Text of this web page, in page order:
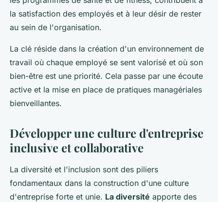
la satisfaction des employés et à leur désir de rester
au sein de l'organisation.
La clé réside dans la création d'un environnement de
travail où chaque employé se sent valorisé et où son
bien-être est une priorité. Cela passe par une écoute
active et la mise en place de pratiques managériales
bienveillantes.
Développer une culture d'entreprise
inclusive et collaborative
La diversité et l'inclusion sont des piliers
fondamentaux dans la construction d'une culture
d'entreprise forte et unie. La diversité apporte des